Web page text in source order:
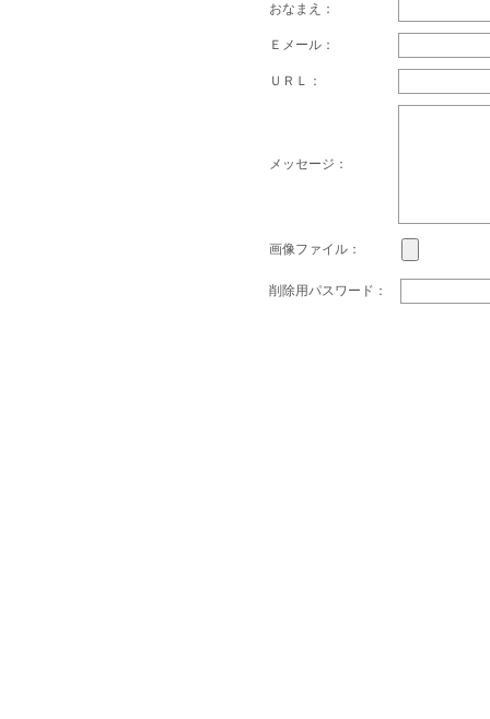
おなまえ：
Ｅメール：
ＵＲＬ：
メッセージ：
画像ファイル：
削除用パスワード：